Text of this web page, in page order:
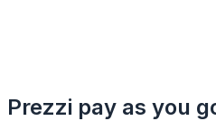
Prezzi pay as you